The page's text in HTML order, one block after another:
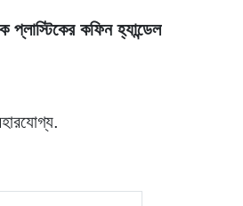
প্লাস্টিকের কফিন হ্যান্ডেল